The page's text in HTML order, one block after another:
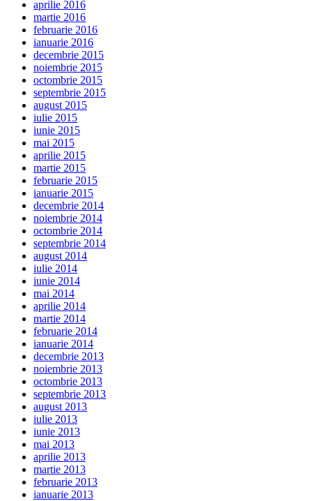
aprilie 2016
martie 2016
februarie 2016
ianuarie 2016
decembrie 2015
noiembrie 2015
octombrie 2015
septembrie 2015
august 2015
iulie 2015
iunie 2015
mai 2015
aprilie 2015
martie 2015
februarie 2015
ianuarie 2015
decembrie 2014
noiembrie 2014
octombrie 2014
septembrie 2014
august 2014
iulie 2014
iunie 2014
mai 2014
aprilie 2014
martie 2014
februarie 2014
ianuarie 2014
decembrie 2013
noiembrie 2013
octombrie 2013
septembrie 2013
august 2013
iulie 2013
iunie 2013
mai 2013
aprilie 2013
martie 2013
februarie 2013
ianuarie 2013